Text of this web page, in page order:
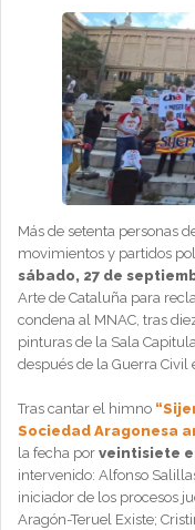
Más de setenta personas
movimientos y partidos
sábado, 27 de
Arte de Cataluña para
condena al MNAC, tras
pinturas de la Sala
después de la Guerra Civil
Tras cantar el himno
Sociedad Aragonesa
la fecha por veintisiete
intervenido: Alfonso
iniciador de los procesos
Aragón-Teruel Existe;